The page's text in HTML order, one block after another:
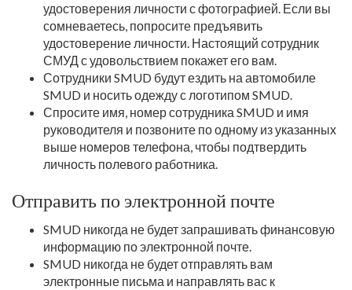
удостоверения личности с фотографией. Если вы
сомневаетесь, попросите предъявить
удостоверение личности. Настоящий сотрудник
СМУД с удовольствием покажет его вам.
Сотрудники SMUD будут ездить на автомобиле
SMUD и носить одежду с логотипом SMUD.
Спросите имя, номер сотрудника SMUD и имя
руководителя и позвоните по одному из указанных
выше номеров телефона, чтобы подтвердить
личность полевого работника.
Отправить по электронной почте
SMUD никогда не будет запрашивать финансовую
информацию по электронной почте.
SMUD никогда не будет отправлять вам
электронные письма и направлять вас к